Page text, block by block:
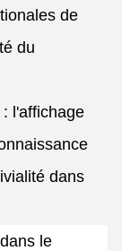
de
du
l'affichage
dans
le